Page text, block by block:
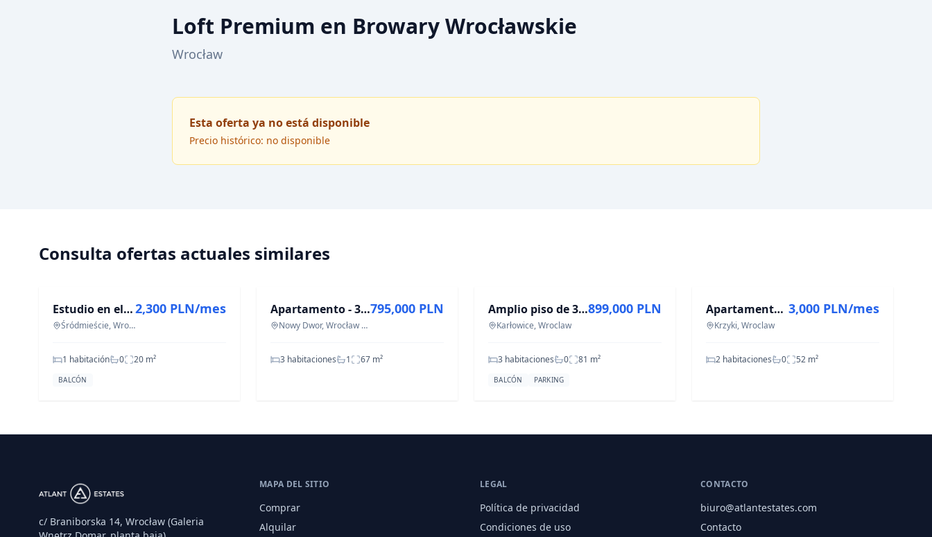
Loft Premium en Browary Wrocławskie
Wrocław
Esta oferta ya no está disponible
Precio histórico: no disponible
Consulta ofertas actuales similares
Estudio en el Centro, aire acondicionado, primer alquiler
Śródmieście, Wroclaw
2,300 PLN/mes
1 habitación 0 20 m²
BALCÓN
Apartamento - 3 habitaciones - 67 m² - ascensor - c/ Zemska Wrocław Nowy Dwór
Nowy Dwor, Wrocław Nowy Dwór
795,000 PLN
3 habitaciones 1 67 m²
Amplio piso de 3 habitaciones en Karłowice, 81,15 m²
Karłowice, Wroclaw
899,000 PLN
3 habitaciones 0 81 m²
BALCÓN PARKING
Apartamento en alquiler 52 m² (2 hab.) | c. Ślężna
Krzyki, Wroclaw
3,000 PLN/mes
2 habitaciones 0 52 m²
c/ Braniborska 14, Wrocław (Galeria
MAPA DEL SITIO
Comprar
Alquilar
LEGAL
Política de privacidad
Condiciones de uso
CONTACTO
biuro@atlantestates.com
Contacto